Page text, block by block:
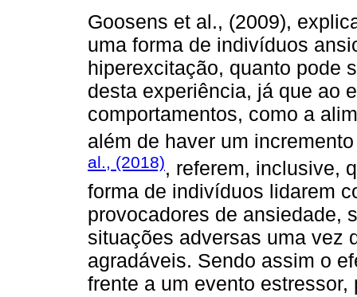
Goosens et al., (2009),
uma forma de indivíduos
hiperexcitação, quanto pode
desta experiência, já que ao
comportamentos, como a
além de haver um
al., (2018), referem, inclusive,
forma de indivíduos lidarem
provocadores de ansiedade,
situações adversas uma vez
agradáveis. Sendo assim o
frente a um evento